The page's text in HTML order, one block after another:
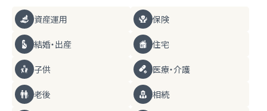
資産運用 保険
結婚・出産 住宅
子供 医療・介護
老後 相続